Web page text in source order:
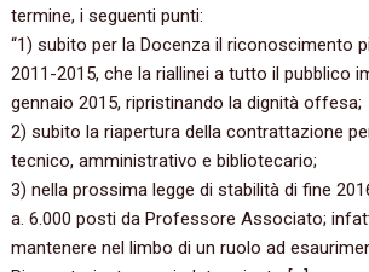
termine, i seguenti punti:
“1) subito per la Docenza il riconoscimento
2011-2015, che la riallinei a tutto il pubblico
gennaio 2015, ripristinando la dignità offesa;
2) subito la riapertura della contrattazione
tecnico, amministrativo e bibliotecario;
3) nella prossima legge di stabilità di fine
a. 6.000 posti da Professore Associato;
mantenere nel limbo di un ruolo ad